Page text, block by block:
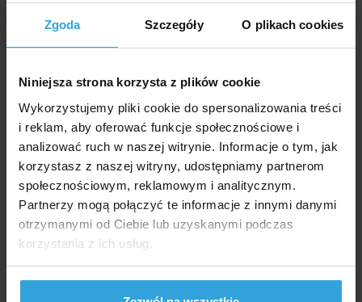
Zgoda Szczegóły O plikach cookies
Niniejsza strona korzysta z plików cookie
Wykorzystujemy pliki cookie do spersonalizowania treści
i reklam, aby oferować funkcje społecznościowe i
analizować ruch w naszej witrynie. Informacje o tym, jak
korzystasz z naszej witryny, udostępniamy partnerom
społecznościowym, reklamowym i analitycznym.
Partnerzy mogą połączyć te informacje z innymi danymi
otrzymanymi od Ciebie lub uzyskanymi podczas
korzystania z ich usług.
Szczegółowy opis
Przykrycie świetlne do basenów INTEX Rama
prostokątna 3,00 × 2,00 m.
Rozmiar plandeki w miejscu rozłożenia na konstrukcji
basenu to 3,00 × 2,00m. Zwis boczny żagla ok. 20 cm
Plandeka wyposażona jest w otwory do
odprowadzania wody deszczowej. Folia zapobiega
przedostawaniu się dużych zanieczyszczeń do
basenu.
Parametry techniczne